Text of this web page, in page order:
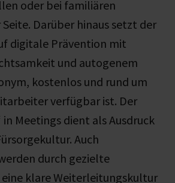
oder bei familiären
Darüber hinaus setzt der
digitale Prävention mit
und autogenem
kostenlos und rund um
verfügbar ist. Der
Meetings dient als Ausdruck
Auch
durch gezielte
eine klare Weiterleitungskultur